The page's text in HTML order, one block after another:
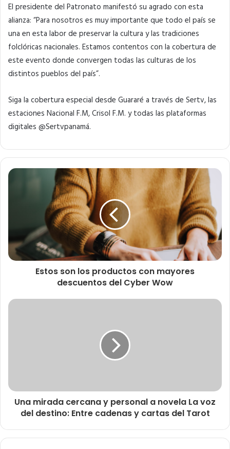
El presidente del Patronato manifestó su agrado con esta
alianza: “Para nosotros es muy importante que todo el país se
una en esta labor de preservar la cultura y las tradiciones
folclóricas nacionales. Estamos contentos con la cobertura de
este evento donde convergen todas las culturas de los
distintos pueblos del país”.
Siga la cobertura especial desde Guararé a través de Sertv, las
estaciones Nacional F.M, Crisol F.M. y todas las plataformas
digitales @Sertvpanamá.
Estos son los productos con mayores
descuentos del Cyber Wow
Una mirada cercana y personal a novela La voz
del destino: Entre cadenas y cartas del Tarot